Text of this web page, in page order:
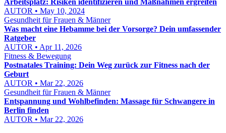
Arbeitsplatz: Risiken identifizieren und Maßnahmen ergreifen
AUTOR • May 10, 2024
Gesundheit für Frauen & Männer
Was macht eine Hebamme bei der Vorsorge? Dein umfassender
Ratgeber
AUTOR • Apr 11, 2026
Fitness & Bewegung
Postnatales Training: Dein Weg zurück zur Fitness nach der
Geburt
AUTOR • Mar 22, 2026
Gesundheit für Frauen & Männer
Entspannung und Wohlbefinden: Massage für Schwangere in
Berlin finden
AUTOR • Mar 22, 2026